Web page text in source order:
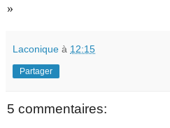
»
Laconique à 12:15
Partager
5 commentaires: